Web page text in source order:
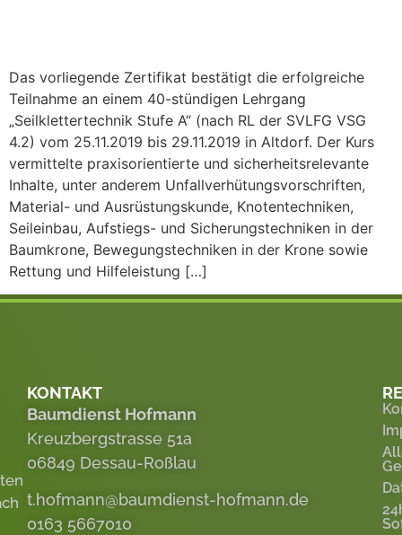
Das vorliegende Zertifikat bestätigt die erfolgreiche
Teilnahme an einem 40-stündigen Lehrgang
„Seilklettertechnik Stufe A“ (nach RL der SVLFG VSG
4.2) vom 25.11.2019 bis 29.11.2019 in Altdorf. Der Kurs
vermittelte praxisorientierte und sicherheitsrelevante
Inhalte, unter anderem Unfallverhütungsvorschriften,
Material- und Ausrüstungskunde, Knotentechniken,
Seileinbau, Aufstiegs- und Sicherungstechniken in der
Baumkrone, Bewegungstechniken in der Krone sowie
Rettung und Hilfeleistung […]
KONTAKT
Baumdienst Hofmann
Kreuzbergstrasse 51a
06849 Dessau-Roßlau
t.hofmann@baumdienst-hofmann.de
0163 5667010